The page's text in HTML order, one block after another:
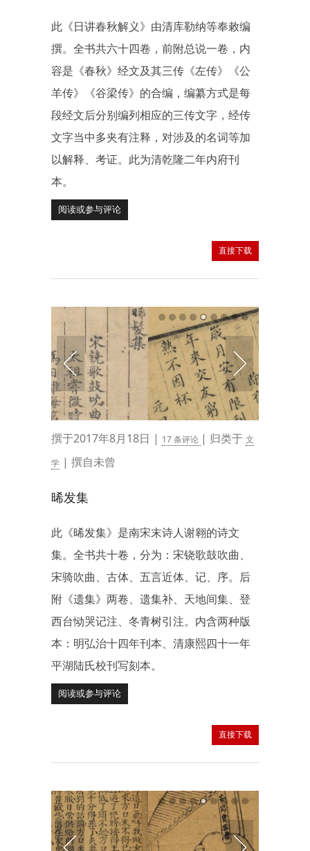
此《日讲春秋解义》由清库勒纳等奉敕编
撰。全书共六十四卷，前附总说一卷，内
容是《春秋》经文及其三传《左传》《公
羊传》《谷梁传》的合编，编纂方式是每
段经文后分别编列相应的三传文字，经传
文字当中多夹有注释，对涉及的名词等加
以解释、考证。此为清乾隆二年内府刊
本。
阅读或参与评论
直接下载
撰于2017年8月18日 | 17 条评论 | 归类于 文
学 | 撰自未曾
晞发集
此《晞发集》是南宋末诗人谢翱的诗文
集。全书共十卷，分为：宋铙歌鼓吹曲、
宋骑吹曲、古体、五言近体、记、序。后
附《遗集》两卷、遗集补、天地间集、登
西台恸哭记注、冬青树引注。内含两种版
本：明弘治十四年刊本、清康熙四十一年
平湖陆氏校刊写刻本。
阅读或参与评论
直接下载